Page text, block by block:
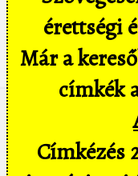
érettségi
Már a
címkék
Címkézés